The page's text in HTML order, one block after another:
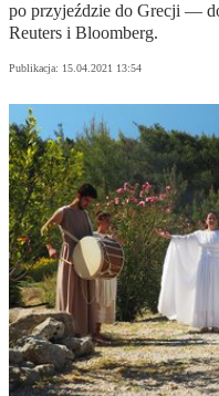
po przyjeździe do Grecji —
Reuters i Bloomberg.
Publikacja: 15.04.2021 13:54